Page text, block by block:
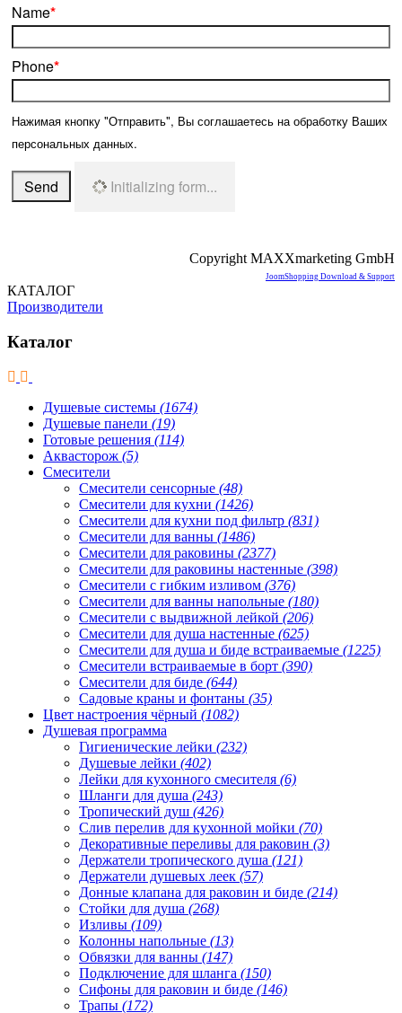
Name*
Phone*
Нажимая кнопку "Отправить", Вы соглашаетесь на обработку Ваших
персональных данных.
Send Initializing form...
Copyright MAXXmarketing GmbH
JoomShopping Download & Support
КАТАЛОГ
Производители
Каталог
Душевые системы (1674)
Душевые панели (19)
Готовые решения (114)
Аквасторож (5)
Смесители
Смесители сенсорные (48)
Смесители для кухни (1426)
Смесители для кухни под фильтр (831)
Смесители для ванны (1486)
Смесители для раковины (2377)
Смесители для раковины настенные (398)
Смесители с гибким изливом (376)
Смесители для ванны напольные (180)
Смесители с выдвижной лейкой (206)
Смесители для душа настенные (625)
Смесители для душа и биде встраиваемые (1225)
Смесители встраиваемые в борт (390)
Смесители для биде (644)
Садовые краны и фонтаны (35)
Цвет настроения чёрный (1082)
Душевая программа
Гигиенические лейки (232)
Душевые лейки (402)
Лейки для кухонного смесителя (6)
Шланги для душа (243)
Тропический душ (426)
Слив перелив для кухонной мойки (70)
Декоративные переливы для раковин (3)
Держатели тропического душа (121)
Держатели душевых леек (57)
Донные клапана для раковин и биде (214)
Стойки для душа (268)
Изливы (109)
Колонны напольные (13)
Обвязки для ванны (147)
Подключение для шланга (150)
Сифоны для раковин и биде (146)
Трапы (172)